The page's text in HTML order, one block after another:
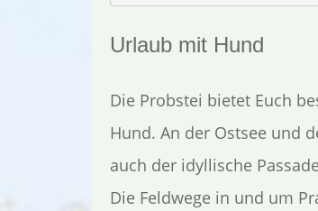
Urlaub mit Hund
Die Probstei bietet Euch
Hund. An der Ostsee und
auch der idyllische
Die Feldwege in und um